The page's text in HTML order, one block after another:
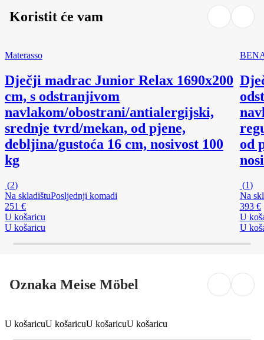
Koristit će vam
Materasso
Dječji madrac Junior Relax 1690x200
cm, s odstranjivom
navlakom/obostrani/antialergijski,
srednje tvrd/mekan, od pjene,
debljina/gustoća 16 cm, nosivost 100
kg
(2)
Na skladištuPosljednji komadi
251 €
U košaricu
U košaricu
od
(1)
Na
393 €
U
U
Oznaka Meise Möbel
U košaricuU košaricuU košaricuU košaricu